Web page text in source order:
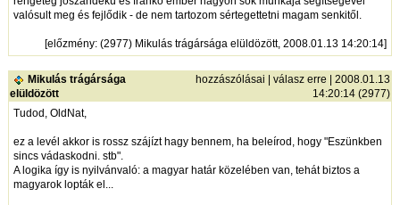
valósult meg és fejlődik - de nem tartozom sértegettetni magam senkitől.
[előzmény: (2977) Mikulás trágársága elüldözött, 2008.01.13 14:20:14]
Mikulás trágársága
elüldözött
hozzászólásai válasz erre | 2008.01.13
14:20:14 (2977)
Tudod, OldNat,
ez a levél akkor is rossz szájízt hagy bennem, ha beleírod, hogy "Eszünkben
sincs vádaskodni. stb".
A logika így is nyilvánvaló: a magyar határ közelében van, tehát biztos a
magyarok lopták el...